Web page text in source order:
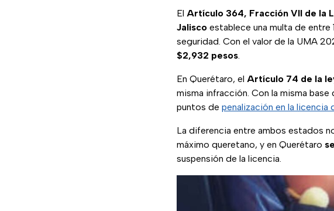
El Artículo 364, Fracción VII de la
Jalisco establece una multa de entre
seguridad. Con el valor de la UMA
$2,932 pesos.
En Querétaro, el Artículo 74 de la
misma infracción. Con la misma base
puntos de penalización en la licencia
La diferencia entre ambos estados
máximo queretano, y en Querétaro
suspensión de la licencia.